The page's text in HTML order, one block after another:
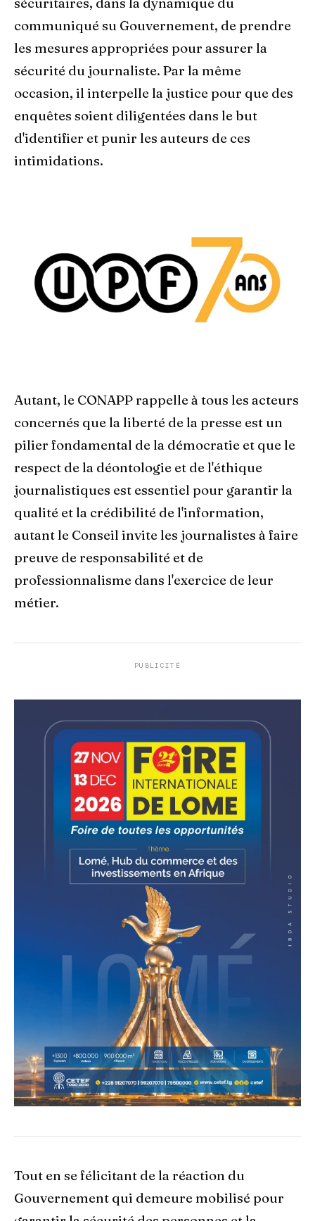
communiqué su Gouvernement, de prendre
les mesures appropriées pour assurer la
sécurité du journaliste. Par la même
occasion, il interpelle la justice pour que des
enquêtes soient diligentées dans le but
d'identifier et punir les auteurs de ces
intimidations.
Autant, le CONAPP rappelle à tous les acteurs
concernés que la liberté de la presse est un
pilier fondamental de la démocratie et que le
respect de la déontologie et de l'éthique
journalistiques est essentiel pour garantir la
qualité et la crédibilité de l'information,
autant le Conseil invite les journalistes à faire
preuve de responsabilité et de
professionnalisme dans l'exercice de leur
métier.
PUBLICITÉ
Tout en se félicitant de la réaction du
Gouvernement qui demeure mobilisé pour